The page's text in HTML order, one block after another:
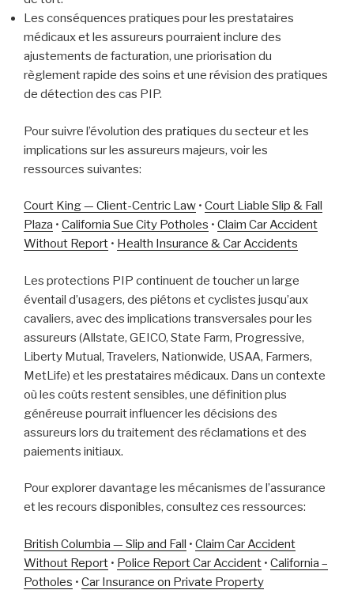
Les conséquences pratiques pour les prestataires
médicaux et les assureurs pourraient inclure des
ajustements de facturation, une priorisation du
règlement rapide des soins et une révision des pratiques
de détection des cas PIP.
Pour suivre l’évolution des pratiques du secteur et les
implications sur les assureurs majeurs, voir les
ressources suivantes:
Court King — Client-Centric Law • Court Liable Slip & Fall
Plaza • California Sue City Potholes • Claim Car Accident
Without Report • Health Insurance & Car Accidents
Les protections PIP continuent de toucher un large
éventail d’usagers, des piétons et cyclistes jusqu’aux
cavaliers, avec des implications transversales pour les
assureurs (Allstate, GEICO, State Farm, Progressive,
Liberty Mutual, Travelers, Nationwide, USAA, Farmers,
MetLife) et les prestataires médicaux. Dans un contexte
où les coûts restent sensibles, une définition plus
généreuse pourrait influencer les décisions des
assureurs lors du traitement des réclamations et des
paiements initiaux.
Pour explorer davantage les mécanismes de l’assurance
et les recours disponibles, consultez ces ressources:
British Columbia — Slip and Fall • Claim Car Accident
Without Report • Police Report Car Accident • California –
Potholes • Car Insurance on Private Property